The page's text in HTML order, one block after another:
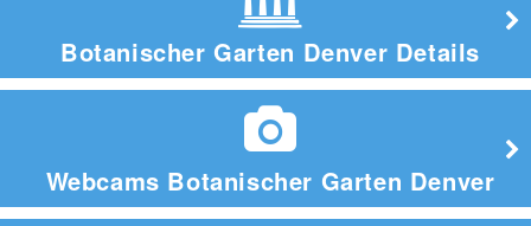
Botanischer Garten Denver Details
Webcams Botanischer Garten Denver